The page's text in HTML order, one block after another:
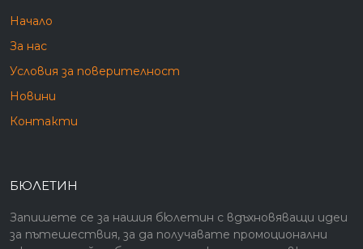
Начало
За нас
Условия за поверителност
Новини
Контакти
БЮЛЕТИН
Запишете се за нашия бюлетин с вдъхновяващи идеи
за пътешествия, за да получавате промоционални